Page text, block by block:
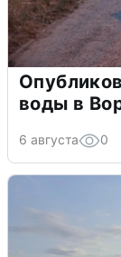
воды в
6 августа 0